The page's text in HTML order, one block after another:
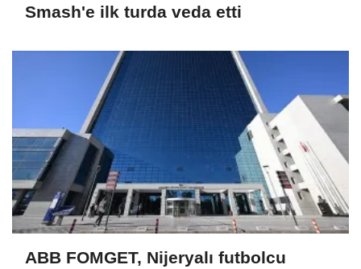
Smash'e ilk turda veda etti
ABB FOMGET, Nijeryalı futbolcu